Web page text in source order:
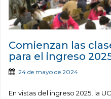
Comienzan las
para el ingreso
24 de mayo de 2024
En vistas del ingreso 2025, la